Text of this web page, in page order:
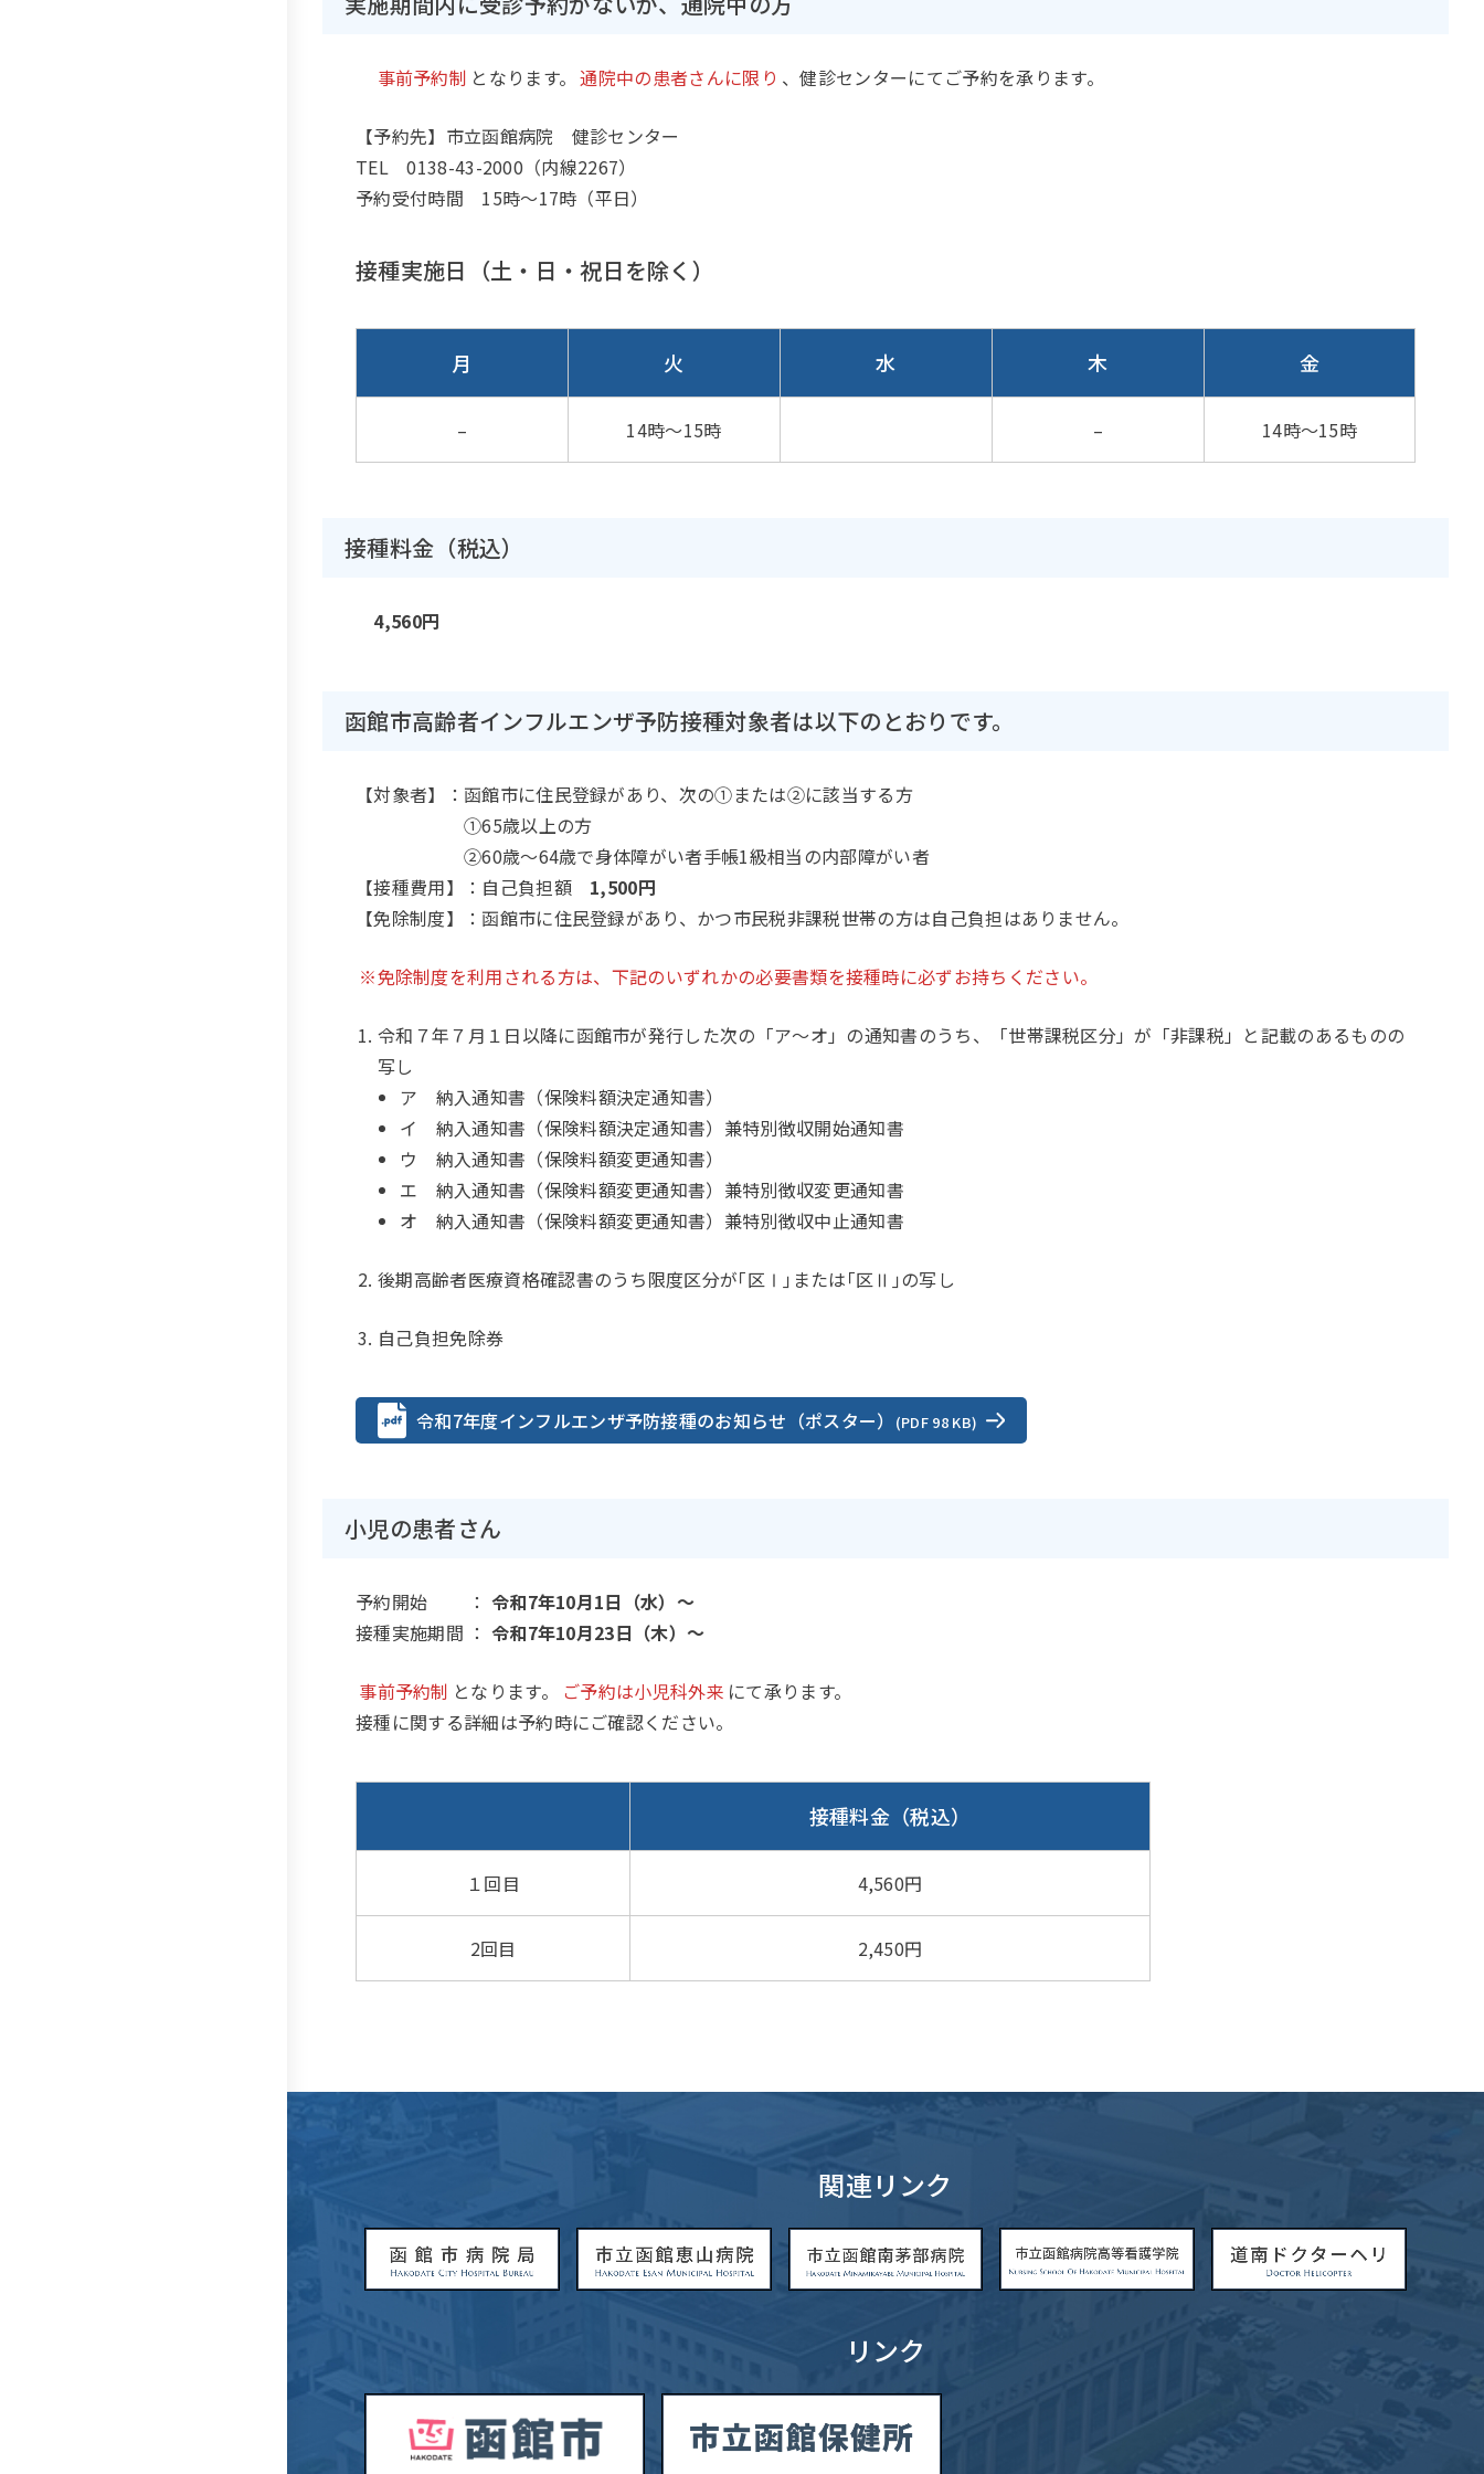
事前予約制 となります。 通院中の患者さんに限り 、健診センターにてご予約を承ります。
【予約先】市立函館病院 健診センター
TEL 0138-43-2000（内線2267）
予約受付時間 15時～17時（平日）
接種実施日（土・日・祝日を除く）
月 火 水 木 金
– 14時～15時 – 14時～15時
接種料金（税込）
4,560円
函館市高齢者インフルエンザ予防接種対象者は以下のとおりです。
【対象者】：函館市に住民登録があり、次の①または②に該当する方
①65歳以上の方
②60歳～64歳で身体障がい者手帳1級相当の内部障がい者
【接種費用】：自己負担額 1,500円
【免除制度】：函館市に住民登録があり、かつ市民税非課税世帯の方は自己負担はありません。
※免除制度を利用される方は、下記のいずれかの必要書類を接種時に必ずお持ちください。
令和７年７月１日以降に函館市が発行した次の「ア～オ」の通知書のうち、「世帯課税区分」が「非課税」と記載のあるものの
写し
ア 納入通知書（保険料額決定通知書）
イ 納入通知書（保険料額決定通知書）兼特別徴収開始通知書
ウ 納入通知書（保険料額変更通知書）
エ 納入通知書（保険料額変更通知書）兼特別徴収変更通知書
オ 納入通知書（保険料額変更通知書）兼特別徴収中止通知書
後期高齢者医療資格確認書のうち限度区分が｢区Ⅰ｣または｢区Ⅱ｣の写し
自己負担免除券
令和7年度インフルエンザ予防接種のお知らせ（ポスター） (PDF 98 KB)
小児の患者さん
予約開始 ： 令和7年10月1日（水）～
接種実施期間 ： 令和7年10月23日（木）～
事前予約制 となります。 ご予約は小児科外来 にて承ります。
接種に関する詳細は予約時にご確認ください。
接種料金（税込）
１回目 4,560円
2回目 2,450円
関連リンク
リンク